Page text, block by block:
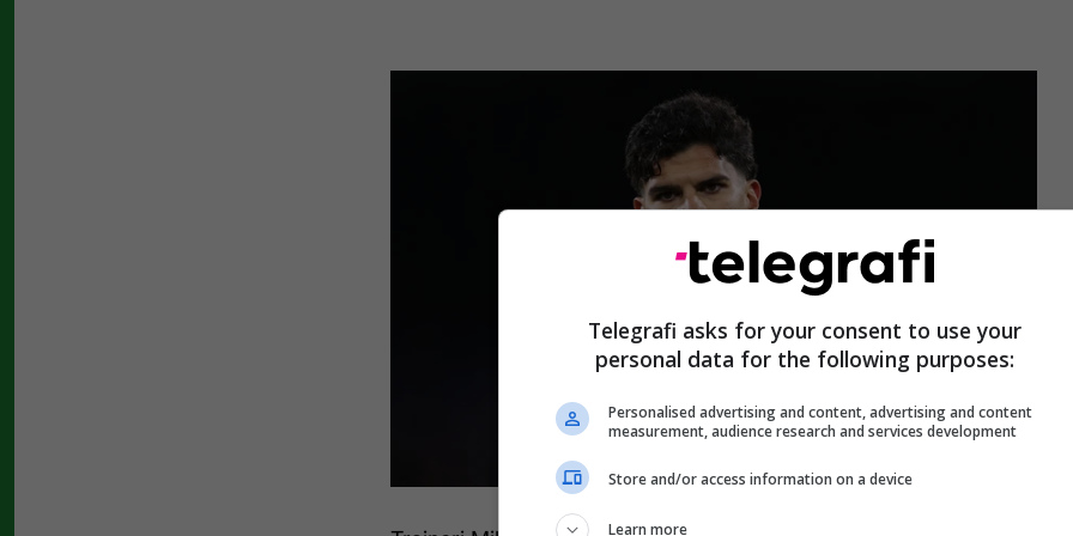
Telegrafi asks for your consent to use your
personal data for the following purposes:
Personalised advertising and content, advertising and content
measurement, audience research and services development
Store and/or access information on a device
Learn more